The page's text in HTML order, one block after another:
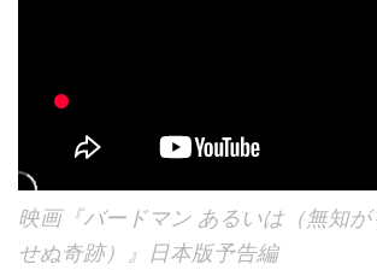
映画『バードマン あるいは（無知
せぬ奇跡）』日本版予告編